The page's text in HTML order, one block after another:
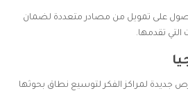
على تمويل من مصادر متعددة لضمان
التي تقدمها.
جديدة لمراكز الفكر لتوسيع نطاق بحوثها